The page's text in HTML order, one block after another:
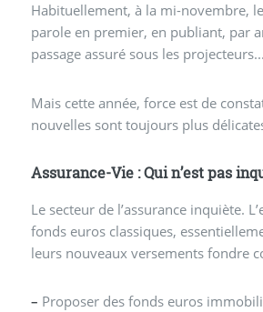
Habituellement, à la mi-novembre,
parole en premier, en publiant, par
passage assuré sous les
Mais cette année, force est de
nouvelles sont toujours plus
Assurance-Vie : Qui n’est pas
Le secteur de l’assurance inquiète.
fonds euros classiques,
leurs nouveaux versements fondre
– Proposer des fonds euros